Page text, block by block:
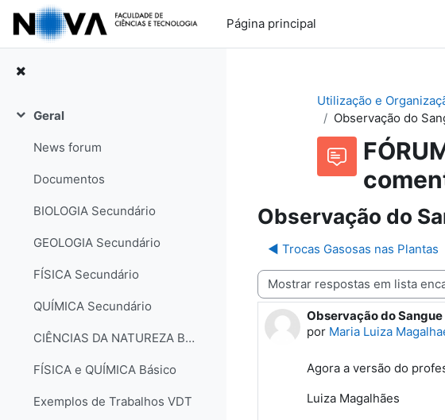
Ir para o conteúdo principal
Página principal
Contrair
Geral
News forum
Documentos
BIOLOGIA Secundário
GEOLOGIA Secundário
FÍSICA Secundário
QUÍMICA Secundário
CIÊNCIAS DA NATUREZA Básico
FÍSICA e QUÍMICA Básico
Exemplos de Trabalhos VDT
Utilização e
Observação do
Observação do
◀︎ Trocas Gasosas nas Plantas
Modo de visualização
Observação do
por Maria Luiza
Número de respostas: 1
Agora a versão do
Luiza Magalhães